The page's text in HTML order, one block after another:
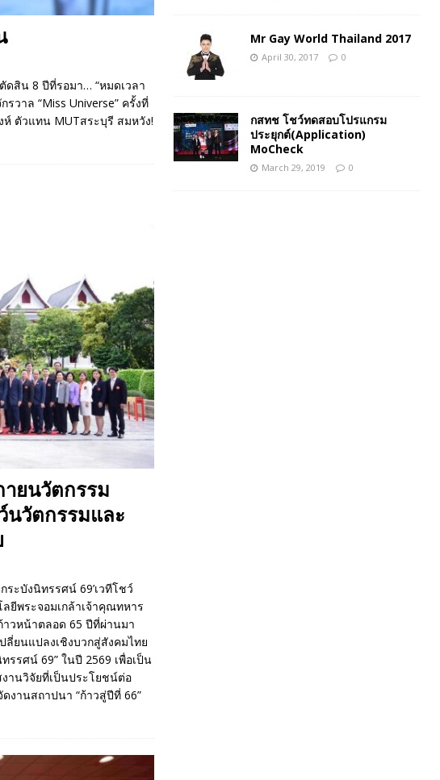
ดสิน 8 ปีที่รอมา… “หมดเวลา
วาล “Miss Universe” ครั้งที่
ตัวแทน MUTสระบุรี สมหวัง!
ยนวัตกรรม
นวัตกรรมและ
ะบังนิทรรศน์ 69’เวทีโชว์
ยีพระจอมเกล้าเจ้าคุณทหาร
าวหน้าตลอด 65 ปีที่ผ่านมา
ยนแปลงเชิงบวกสู่สังคมไทย
รรศน์ 69” ในปี 2569 เพื่อเป็น
านวิจัยที่เป็นประโยชน์ต่อ
งานสถาปนา “ก้าวสู่ปีที่ 66”
Mr Gay World Thailand 2017
April 30, 2017 0
กสทช โชว์ทดสอบโปรแกรม
ประยุกต์(Application)
MoCheck
March 29, 2019 0